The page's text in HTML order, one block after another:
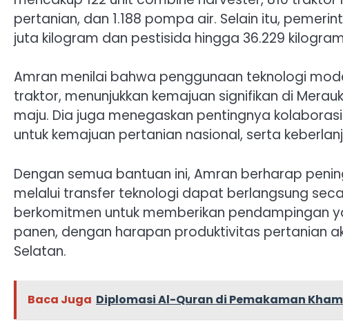
pertanian, dan 1.188 pompa air. Selain itu,
juta kilogram dan pestisida hingga 36.229
Amran menilai bahwa penggunaan teknologi
traktor, menunjukkan kemajuan signifikan di
maju. Dia juga menegaskan pentingnya
untuk kemajuan pertanian nasional, serta
Dengan semua bantuan ini, Amran berharap
melalui transfer teknologi dapat berlangsung
berkomitmen untuk memberikan pendampingan
panen, dengan harapan produktivitas pertanian
Selatan.
Baca Juga Diplomasi Al-Quran di Pemakaman